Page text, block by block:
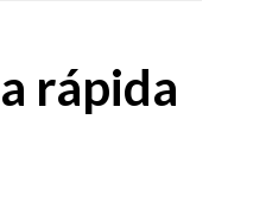
rápida